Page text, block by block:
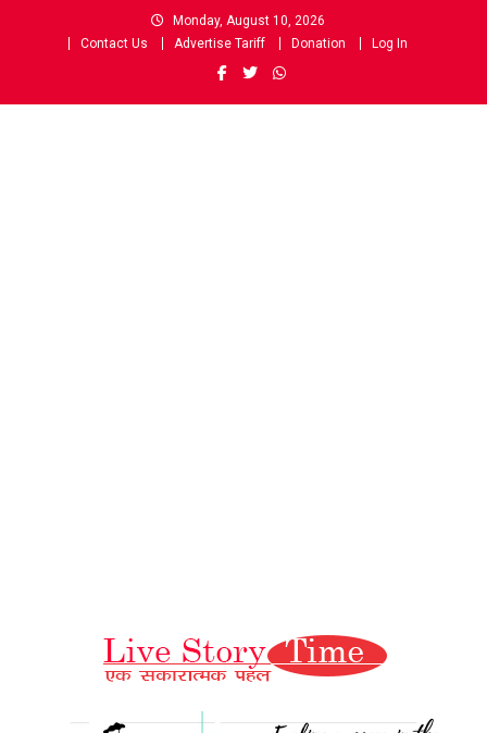
Monday, August 10, 2026
Contact Us
Advertise Tariff Donation Log In
Live Story Time